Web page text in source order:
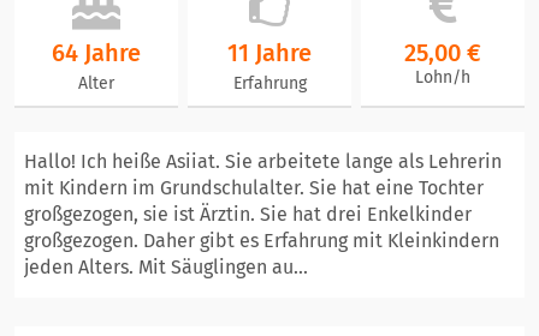
64 Jahre
Alter
11 Jahre
Erfahrung
25,00 €
Lohn/h
Hallo! Ich heiße Asiiat. Sie arbeitete lange als Lehrerin
mit Kindern im Grundschulalter. Sie hat eine Tochter
großgezogen, sie ist Ärztin. Sie hat drei Enkelkinder
großgezogen. Daher gibt es Erfahrung mit Kleinkindern
jeden Alters. Mit Säuglingen au...